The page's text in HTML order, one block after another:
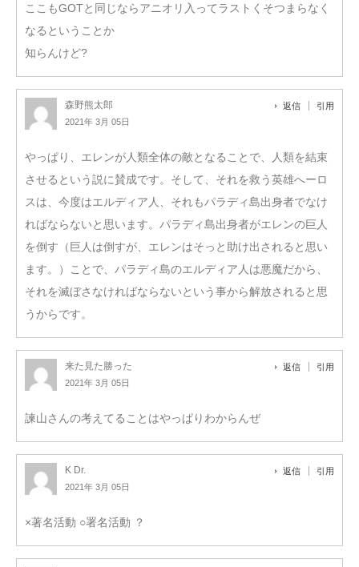
ここもGOTと同じならアニオリ入ってラストくそつまらなく
なるということか
知らんけど?
森野熊太郎
2021年 3月 05日
返信 引用
やっぱり、エレンが人類全体の敵となることで、人類を結束
させるという説に賛成です。そして、それを救う英雄へーロ
スは、今度はエルディア人、それもパラディ島出身者でなけ
ればならないと思います。パラディ島出身者がエレンの巨人
を倒す（巨人は倒すが、エレンはそっと助け出されると思い
ます。）ことで、パラディ島のエルディア人は悪魔だから、
それを滅ぼさなければならないという事から解放されると思
うからです。
来た見た勝った
2021年 3月 05日
返信 引用
諫山さんの考えてることはやっぱりわからんぜ
K Dr.
2021年 3月 05日
返信 引用
×著名活動 ○署名活動 ？